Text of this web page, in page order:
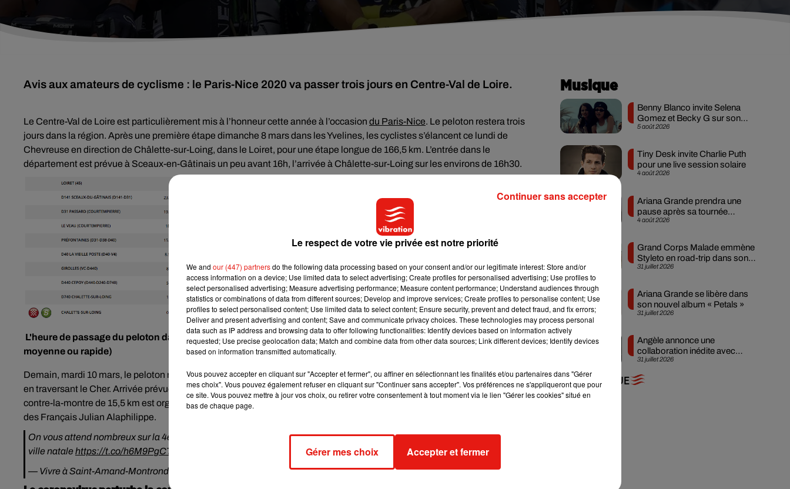
Avis aux amateurs de cyclisme : le Paris-Nice 2020 va passer trois jours en Centre-Val de Loire.
Le Centre-Val de Loire est particulièrement mis à l’honneur cette année à l’occasion du Paris-Nice. Le peloton restera trois
jours dans la région. Après une première étape dimanche 8 mars dans les Yvelines, les cyclistes s’élancent ce lundi de
Chevreuse en direction de Châlette-sur-Loing, dans le Loiret, pour une étape longue de 166,5 km. L’entrée dans le
département est prévue à Sceaux-en-Gâtinais un peu avant 16h, l’arrivée à Châlette-sur-Loing sur les environs de 16h30.
L'heure de passage du peloton dans le Loiret, dans les trois dernières colonnes (hypothèses d'une course lente,
moyenne ou rapide)
Demain, mardi 10 mars, le peloton repartira à 11h20 de Châlette-sur-Loing pour prendre la route de La Châtre, dans l’Indre,
en traversant le Cher. Arrivée prévue là aussi vers 16h30, après une étape longue de 214 km. Enfin, mercredi 11 mars, un
contre-la-montre de 15,5 km est organisé dans les rues de Saint-Amand-Montrond, dans le Cher, sur les terres du chouchou
des Français Julian Alaphilippe.
On vous attend nombreux sur la 4e étape le 11 mars pour soutenir@alafpolak1notre champion �x:�x:�x: dans sa
ville natalehttps://t.co/h6M9PgCTm3
— Vivre à Saint-Amand-Montrond (@SAM18200)
February 20, 2020
Musique
5 août 2026
Benny Blanco invite Selena
Gomez et Becky G sur son
nouveau single
4 août 2026
Tiny Desk invite Charlie Puth
pour une live session solaire
4 août 2026
Ariana Grande prendra une
pause après sa tournée
mondiale
31 juillet 2026
Grand Corps Malade emmène
Styleto en road-trip dans son
nouveau clip
31 juillet 2026
Ariana Grande se libère dans
son nouvel album « Petals »
31 juillet 2026
Angèle annonce une
collaboration inédite avec
Amelie Lens
+ DE MUSIQUE
Le respect de votre vie privée est notre priorité
We and our (447) partnersdo the following data processing based on your consent and/or our legitimate interest: Store and/or
access information on a device; Use limited data to select advertising; Create profiles for personalised advertising; Use profiles to
select personalised advertising; Measure advertising performance; Measure content performance; Understand audiences through
statistics or combinations of data from different sources; Develop and improve services; Create profiles to personalise content; Use
profiles to select personalised content; Use limited data to select content; Ensure security, prevent and detect fraud, and fix errors;
Deliver and present advertising and content; Save and communicate privacy choices. These technologies may process personal
data such as IP address and browsing data to offer following functionalities: Identify devices based on information actively
requested; Use precise geolocation data; Match and combine data from other data sources; Link different devices; Identify devices
based on information transmitted automatically.
Vous pouvez accepter en cliquant sur "Accepter et fermer", ou affiner en sélectionnant les finalités et/ou partenaires dans "Gérer
mes choix". Vous pouvez également refuser en cliquant sur "Continuer sans accepter". Vos préférences ne s'appliqueront que pour
ce site. Vous pouvez mettre à jour vos choix, ou retirer votre consentement à tout moment via le lien "Gérer les cookies" situé en
bas de chaque page.
Gérer mes choix Accepter et fermer
Continuer sans accepter